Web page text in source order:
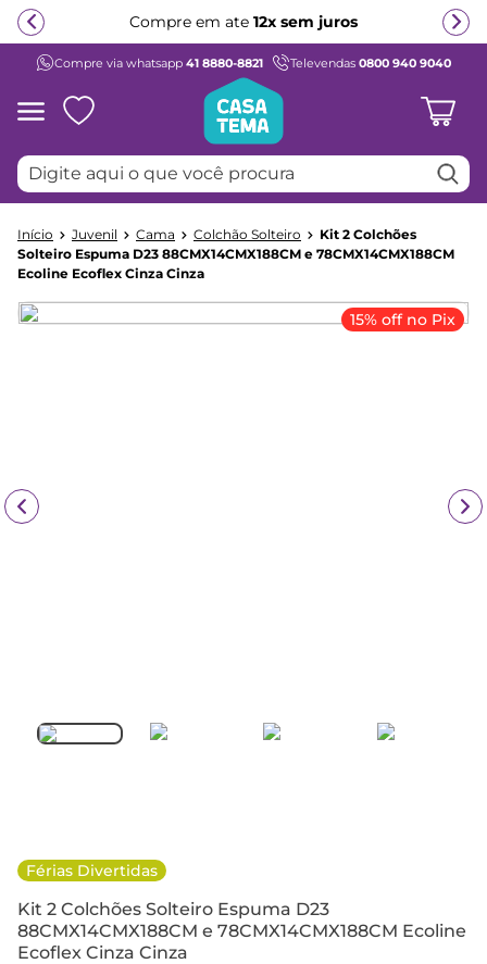
Compre em ate 12x sem juros
Compre via whatsapp 41 8880-8821 Televendas 0800 940 9040
Digite aqui o que você procura
Juvenil Cama Colchão Solteiro
Kit 2 Colchões
Solteiro Espuma D23 88CMX14CMX188CM e 78CMX14CMX188CM
Ecoline Ecoflex Cinza Cinza
15% off no Pix
Férias Divertidas
Kit 2 Colchões Solteiro Espuma D23
88CMX14CMX188CM e 78CMX14CMX188CM Ecoline
Ecoflex Cinza Cinza
Termos mais buscados
1º
beliche
º
aria
5º
escrivaninha
6º
treliche
7º